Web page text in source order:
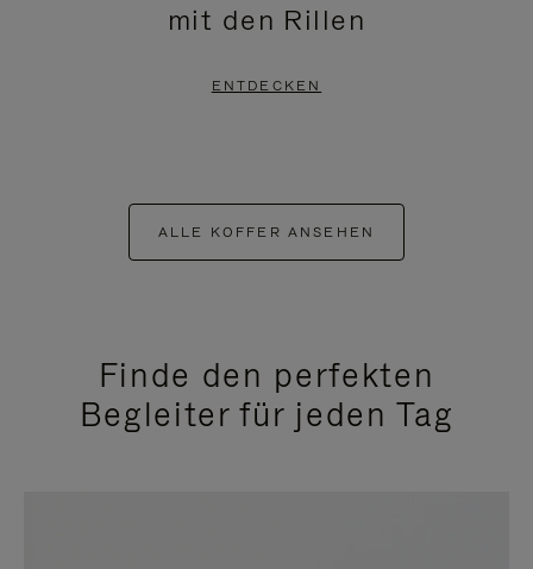
mit den Rillen
ENTDECKEN
ALLE KOFFER ANSEHEN
Finde den perfekten
Begleiter für jeden Tag